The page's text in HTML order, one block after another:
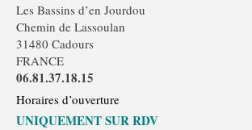
Les Bassins d’en Jourdou
Chemin de Lassoulan
31480 Cadours
FRANCE
06.81.37.18.15
Horaires d’ouverture
UNIQUEMENT SUR RDV